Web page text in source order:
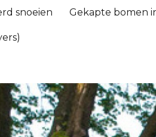
snoeien Gekapte bomen